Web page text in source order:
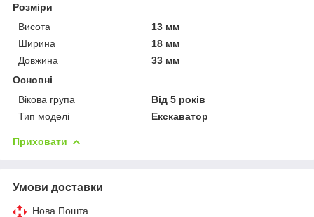
Розміри
Висота
13 мм
Ширина
18 мм
Довжина
33 мм
Основні
Вікова група
Від 5 років
Тип моделі
Екскаватор
Приховати
Умови доставки
Нова Пошта